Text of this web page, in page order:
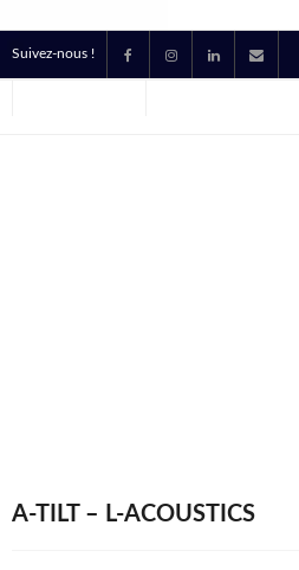
Suivez-nous !
A-TILT – L-ACOUSTICS